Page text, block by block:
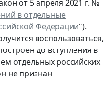
от 5 апреля 2021 г. №
в отдельные
Федерации").
воспользоваться,
до вступления в
отдельных российских
не признан